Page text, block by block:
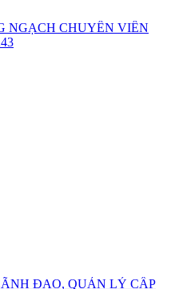
NGẠCH CHUYÊN VIÊN
ĐẠO, QUẢN LÝ CẤP